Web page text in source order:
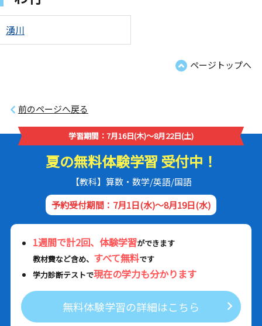
湧川
ページトップへ
前のページへ戻る
学習期間：7月16日(木)～8月22日(土)
夏の無料体験学習 受付中！
【教科】算数・数学/英語/国語
予約受付期間：7月1日(水)～8月19日(水)
1週間で計2回、体験学習ができます
教材費など含め、 すべて無料です
学力診断テストで現在の学力も分かります
無料体験学習の詳細はこちら